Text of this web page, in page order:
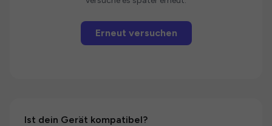
Erneut versuchen
Ist dein Gerät kompatibel?